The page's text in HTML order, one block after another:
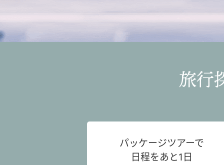
旅行
パッケージツアーで
日程をあと1日